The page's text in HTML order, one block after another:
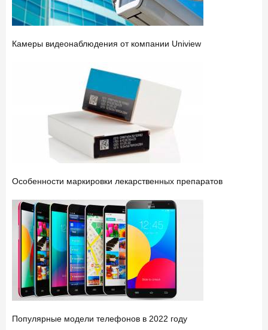
Камеры видеонаблюдения от компании Uniview
Особенности маркировки лекарственных препаратов
Популярные модели телефонов в 2022 году